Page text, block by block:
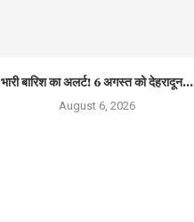
भारी बारिश का अलर्ट! 6 अगस्त को देहरादून...
August 6, 2026